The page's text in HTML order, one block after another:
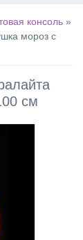
консоль »
мороз с
см